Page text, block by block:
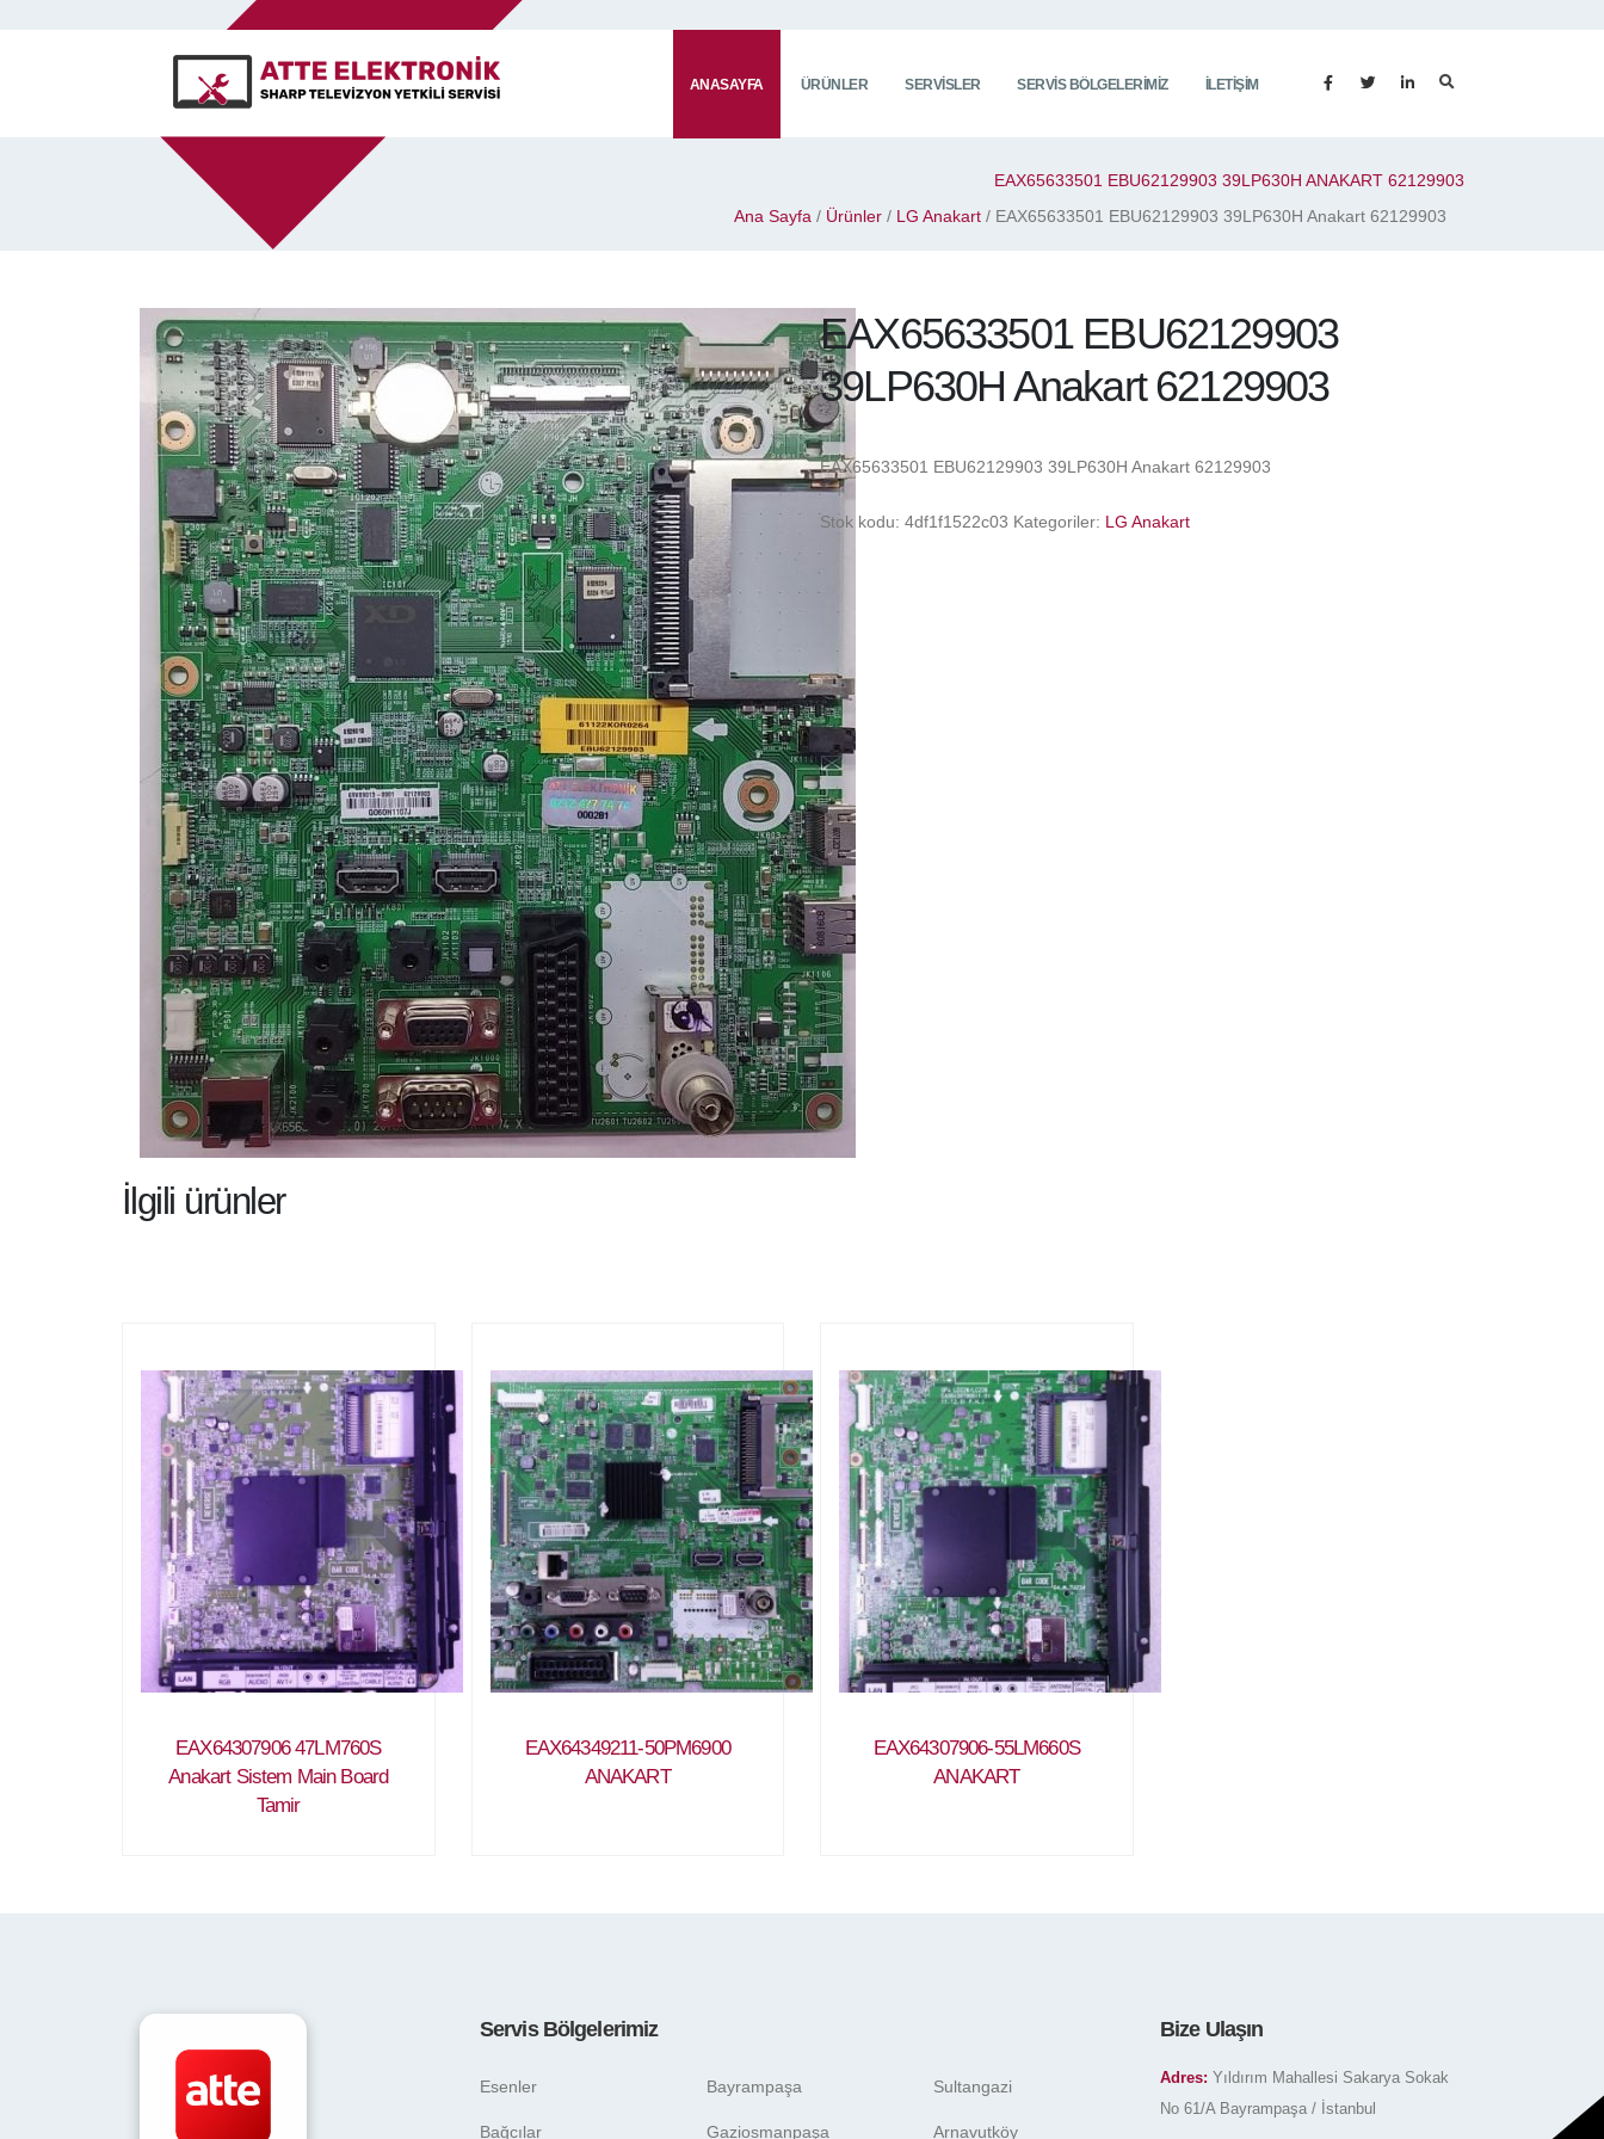
ANASAYFA ÜRÜNLER SERVISLER SERVIS BÖLGELERIMIZ İLETIŞIM
EAX65633501 EBU62129903 39LP630H ANAKART 62129903
Ana Sayfa / Ürünler / LG Anakart / EAX65633501 EBU62129903 39LP630H Anakart 62129903
EAX65633501 EBU62129903
39LP630H Anakart 62129903
EAX65633501 EBU62129903 39LP630H Anakart 62129903
Stok kodu: 4df1f1522c03 Kategoriler: LG Anakart
İlgili ürünler
EAX64307906 47LM760S
Anakart Sistem Main Board
Tamir
EAX64349211-50PM6900
ANAKART
EAX64307906-55LM660S
ANAKART
Servis Bölgelerimiz
Esenler
Bağcılar
Bayrampaşa
Gaziosmanpaşa
Sultangazi
Arnavutköy
Bize Ulaşın
Adres: Yıldırım Mahallesi Sakarya Sokak
No 61/A Bayrampaşa / İstanbul